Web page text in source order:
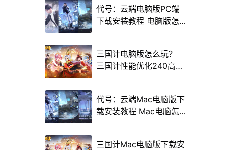
代号：云端电脑版PC端
下载安装教程 电脑版怎
三国计电脑版怎么玩？
三国计性能优化240高帧
代号：云端Mac电脑版下
载安装教程 Mac电脑怎
三国计Mac电脑版下载安